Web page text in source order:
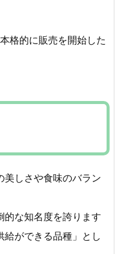
格的に販売を開始した
美しさや食味のバラン
的な知名度を誇ります
給ができる品種」とし